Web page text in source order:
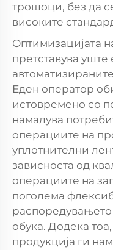
трошоци, без да
високите
Оптимизацијата
претставува уште
Еден оператор
истовремено со
намалува
операциите на
уплотнителни
зависноста од
операциите на
поголема
обука. Додека
продукција ги